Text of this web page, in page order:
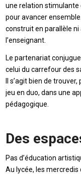
une relation stimulante
pour avancer
construit en parallèle
l’enseignant.
Le partenariat
celui du carrefour des
Il s’agit bien de
jeu en duo, dans une
pédagogique.
Des
Pas d’éducation
Au lycée, les mercredis